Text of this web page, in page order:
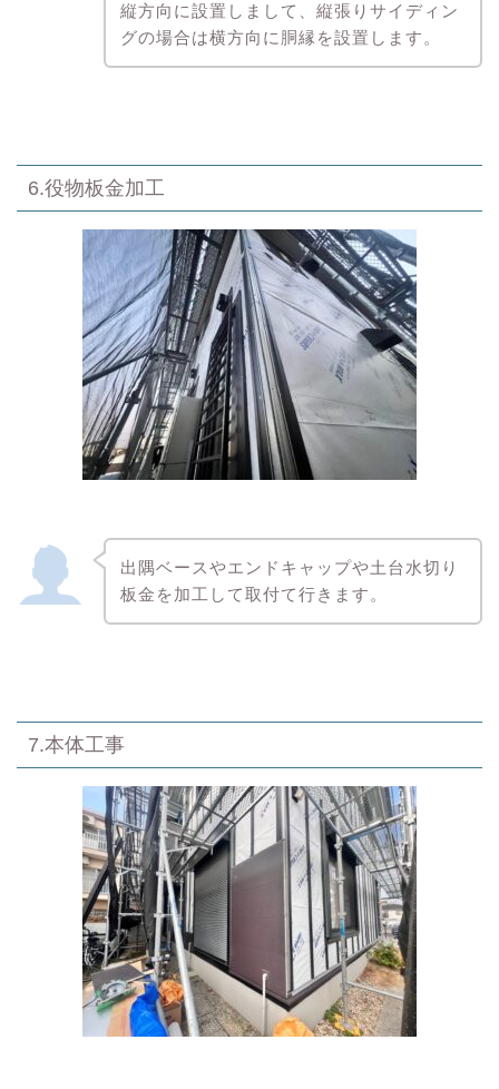
縦方向に設置しまして、縦張りサイディン
グの場合は横方向に胴縁を設置します。
6.役物板金加工
出隅ベースやエンドキャップや土台水切り
板金を加工して取付て行きます。
7.本体工事